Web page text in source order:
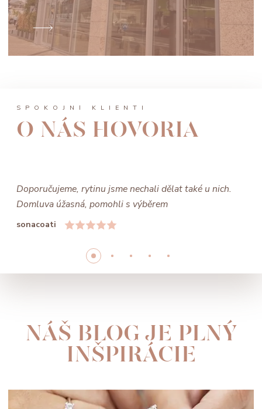
SPOKOJNÍ KLIENTI
O NÁS HOVORIA
Doporučujeme, rytinu jsme nechali dělat také u nich.
Domluva úžasná, pomohli s výběrem
sonacoati
NÁŠ BLOG JE PLNÝ
INŠPIRÁCIE